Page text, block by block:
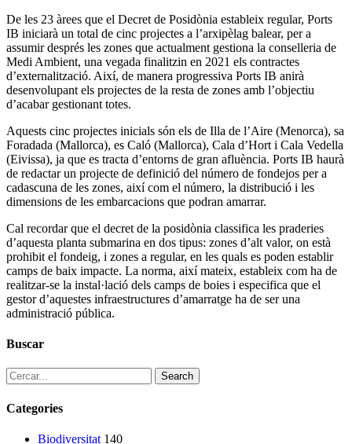
De les 23 àrees que el Decret de Posidònia estableix regular, Ports
IB iniciarà un total de cinc projectes a l’arxipèlag balear, per a
assumir després les zones que actualment gestiona la conselleria de
Medi Ambient, una vegada finalitzin en 2021 els contractes
d’externalització. Així, de manera progressiva Ports IB anirà
desenvolupant els projectes de la resta de zones amb l’objectiu
d’acabar gestionant totes.
Aquests cinc projectes inicials són els de Illa de l’Aire (Menorca), sa
Foradada (Mallorca), es Caló (Mallorca), Cala d’Hort i Cala Vedella
(Eivissa), ja que es tracta d’entorns de gran afluència. Ports IB haurà
de redactar un projecte de definició del número de fondejos per a
cadascuna de les zones, així com el número, la distribució i les
dimensions de les embarcacions que podran amarrar.
Cal recordar que el decret de la posidònia classifica les praderies
d’aquesta planta submarina en dos tipus: zones d’alt valor, on està
prohibit el fondeig, i zones a regular, en les quals es poden establir
camps de baix impacte. La norma, així mateix, estableix com ha de
realitzar-se la instal·lació dels camps de boies i especifica que el
gestor d’aquestes infraestructures d’amarratge ha de ser una
administració pública.
Buscar
Search
Categories
Biodiversitat 140